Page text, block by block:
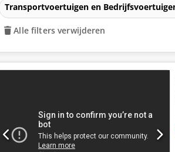
Transportvoertuigen en
Alle filters verwijderen